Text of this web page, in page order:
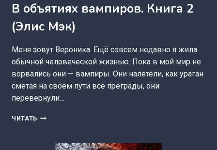
В объятиях вампиров. Книга 2
(Элис Мэк)
Меня зовут Вероника. Ещё совсем недавно я жила
обычной человеческой жизнью. Пока в мой мир не
ворвались они — вампиры. Они налетели, как ураган
сметая на своём пути все преграды, они
перевернули…
ЧИТАТЬ В
КНИГА